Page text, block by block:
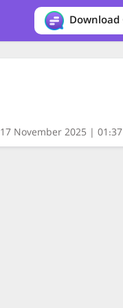
17 November 2025 | 01:37